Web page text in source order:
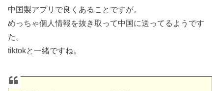
中国製アプリで良くあることですが。
めっちゃ個人情報を抜き取って中国に送ってるようです
た。
tiktokと一緒ですね。